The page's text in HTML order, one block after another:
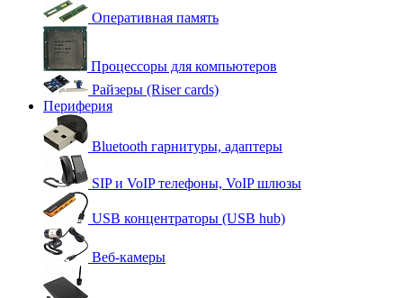
Оперативная память
Процессоры для компьютеров
Райзеры (Riser cards)
Периферия
Bluetooth гарнитуры, адаптеры
SIP и VoIP телефоны, VoIP шлюзы
USB концентраторы (USB hub)
Веб-камеры